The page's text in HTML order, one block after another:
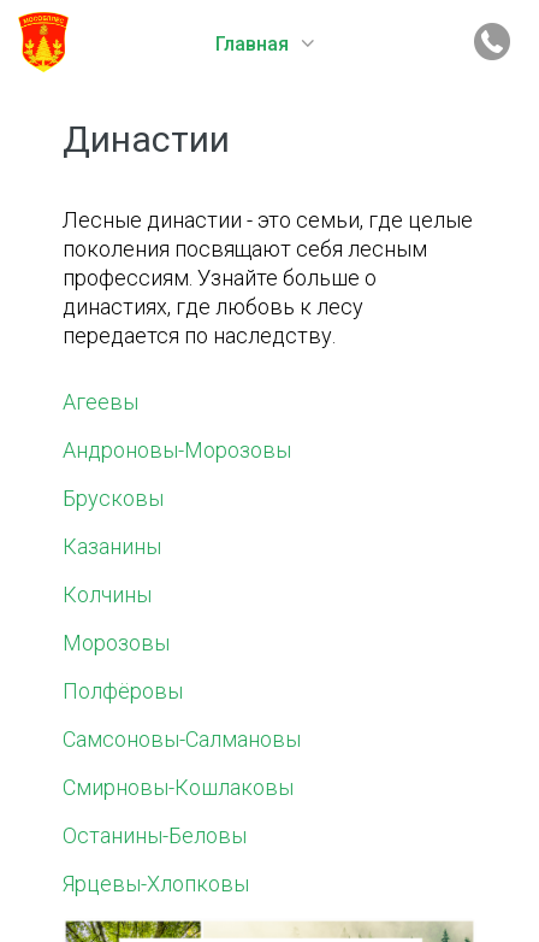
Главная
Династии
Лесные династии - это семьи, где целые
поколения посвящают себя лесным
профессиям. Узнайте больше о
династиях, где любовь к лесу
передается по наследству.
Агеевы
Андроновы-Морозовы
Брусковы
Казанины
Колчины
Морозовы
Полфёровы
Самсоновы-Салмановы
Смирновы-Кошлаковы
Останины-Беловы
Ярцевы-Хлопковы